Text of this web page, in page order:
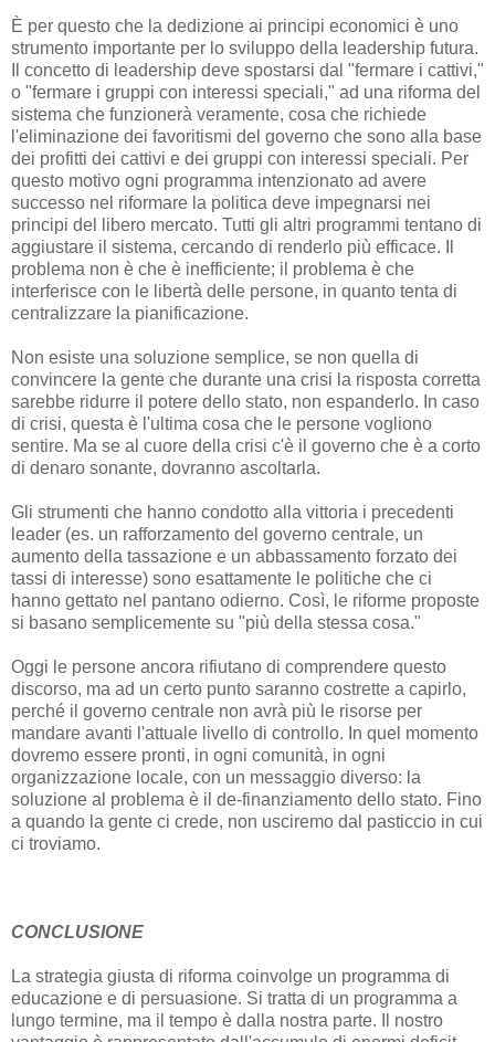
È per questo che la dedizione ai principi economici è uno
strumento importante per lo sviluppo della leadership futura.
Il concetto di leadership deve spostarsi dal "fermare i cattivi,"
o "fermare i gruppi con interessi speciali," ad una riforma del
sistema che funzionerà veramente, cosa che richiede
l'eliminazione dei favoritismi del governo che sono alla base
dei profitti dei cattivi e dei gruppi con interessi speciali. Per
questo motivo ogni programma intenzionato ad avere
successo nel riformare la politica deve impegnarsi nei
principi del libero mercato. Tutti gli altri programmi tentano di
aggiustare il sistema, cercando di renderlo più efficace. Il
problema non è che è inefficiente; il problema è che
interferisce con le libertà delle persone, in quanto tenta di
centralizzare la pianificazione.
Non esiste una soluzione semplice, se non quella di
convincere la gente che durante una crisi la risposta corretta
sarebbe ridurre il potere dello stato, non espanderlo. In caso
di crisi, questa è l'ultima cosa che le persone vogliono
sentire. Ma se al cuore della crisi c'è il governo che è a corto
di denaro sonante, dovranno ascoltarla.
Gli strumenti che hanno condotto alla vittoria i precedenti
leader (es. un rafforzamento del governo centrale, un
aumento della tassazione e un abbassamento forzato dei
tassi di interesse) sono esattamente le politiche che ci
hanno gettato nel pantano odierno. Così, le riforme proposte
si basano semplicemente su "più della stessa cosa."
Oggi le persone ancora rifiutano di comprendere questo
discorso, ma ad un certo punto saranno costrette a capirlo,
perché il governo centrale non avrà più le risorse per
mandare avanti l'attuale livello di controllo. In quel momento
dovremo essere pronti, in ogni comunità, in ogni
organizzazione locale, con un messaggio diverso: la
soluzione al problema è il de-finanziamento dello stato. Fino
a quando la gente ci crede, non usciremo dal pasticcio in cui
ci troviamo.
CONCLUSIONE
La strategia giusta di riforma coinvolge un programma di
educazione e di persuasione. Si tratta di un programma a
lungo termine, ma il tempo è dalla nostra parte. Il nostro